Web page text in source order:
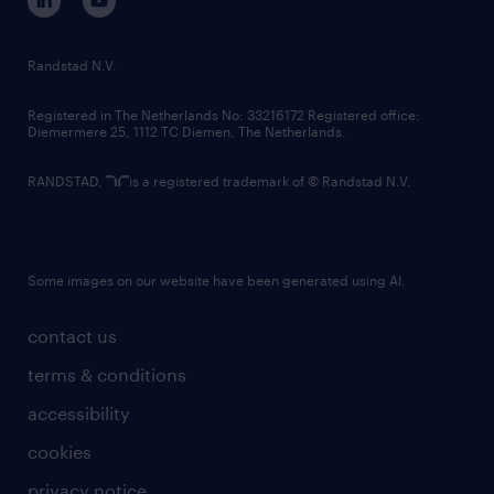
randstad innovation fund
country websites
contact us
terms & conditions
accessibility
cookies
Randstad N.V.
Registered in The Netherlands No: 33216172 Registered office:
Diemermere 25, 1112 TC Diemen, The Netherlands.
RANDSTAD, is a registered trademark of © Randstad N.V.
Some images on our website have been generated using AI.